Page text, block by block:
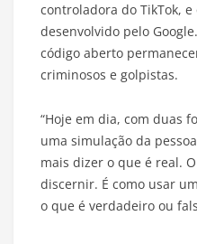
controladora do TikTok, e
desenvolvido pelo
código aberto
criminosos e golpistas.
“Hoje em dia, com duas
uma simulação da
mais dizer o que é real.
discernir. É como usar
o que é verdadeiro ou